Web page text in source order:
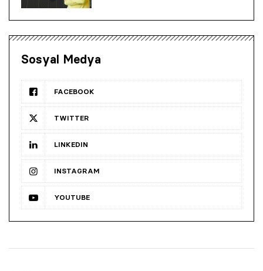
Sosyal Medya
FACEBOOK
TWITTER
LINKEDIN
INSTAGRAM
YOUTUBE